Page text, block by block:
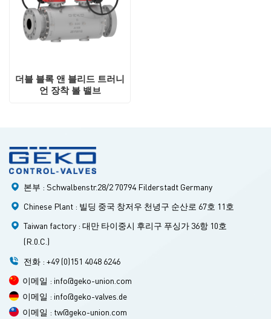
더블 블록 앤 블리드 트러니
언 장착 볼 밸브
본부 : Schwalbenstr.28/2 70794 Filderstadt Germany
Chinese Plant : 빌딩 중국 창저우 천녕구 순산로 67호 11호
Taiwan factory : 대만 타이중시 후리구 푸싱가 36항 10호
(R.0.C.)
전화 : +49 (0)151 4048 6246
이메일 : info@geko-union.com
이메일 : info@geko-valves.de
이메일 : tw@geko-union.com